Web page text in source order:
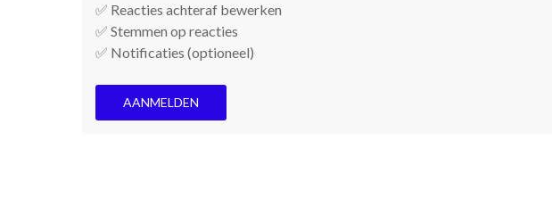
✅ Reacties achteraf bewerken
✅ Stemmen op reacties
✅ Notificaties (optioneel)
AANMELDEN